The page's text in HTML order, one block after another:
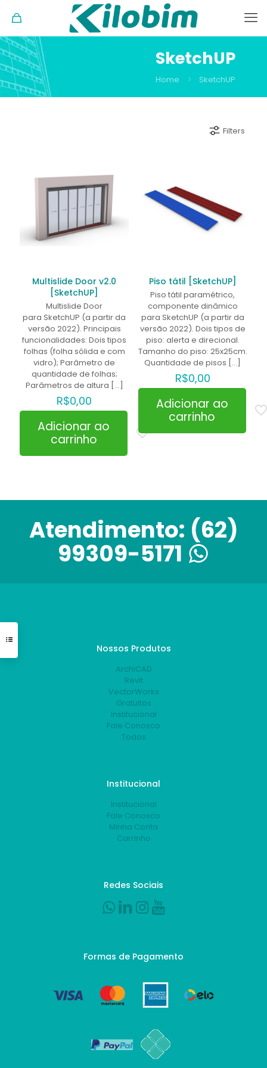
SketchUP
Home SketchUP
Filters
Multislide Door v2.0
[SketchUP]
Multislide Door
para SketchUP (a partir da
versão 2022). Principais
funcionalidades: Dois tipos
folhas (folha sólida e com
vidro); Parâmetro de
quantidade de folhas;
Parâmetros de altura […]
R$0,00
Adicionar ao
carrinho
Piso tátil [SketchUP]
Piso tátil paramétrico,
componente dinâmico
para SketchUP (a partir da
versão 2022). Dois tipos de
piso: alerta e direcional.
Tamanho do piso: 25x25cm.
Quantidade de pisos […]
R$0,00
Adicionar ao
carrinho
Atendimento: (62)
99309-5171
Nossos Produtos
ArchiCAD
Revit
VectorWorks
Gratuitos
Institucional
Fale Conosco
Todos
Institucional
Institucional
Fale Conosco
Minha Conta
Carrinho
Redes Sociais
Formas de Pagamento